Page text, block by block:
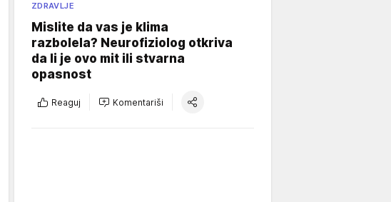
ZDRAVLJE
Mislite da vas je klima
razbolela? Neurofiziolog otkriva
da li je ovo mit ili stvarna
opasnost
Reaguj Komentariši